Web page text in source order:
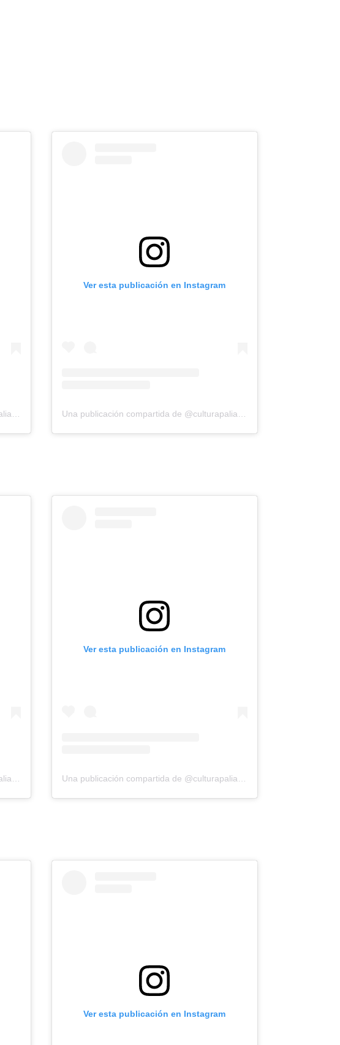
Una publicación compartida de @culturapaliativa
Ver esta publicación en Instagram
Una publicación compartida de @culturapaliativa
Ver esta publicación en Instagram
Ver esta publicación en Instagram